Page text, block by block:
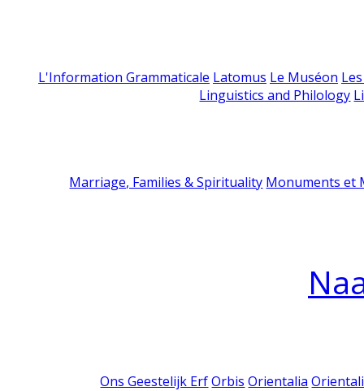
L'Information Grammaticale Latomus Le Muséon
Linguistics and Philology
Marriage, Families & Spirituality Monuments et
Ons Geestelijk Erf Orbis Orientalia